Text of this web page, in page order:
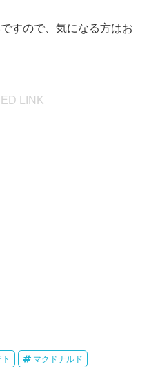
すので、気になる方はお
LINK
マクドナルド